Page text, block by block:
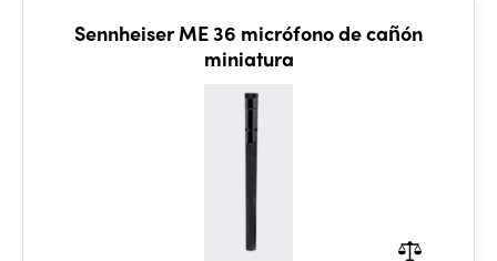
Sennheiser ME 36 micrófono de cañón
miniatura